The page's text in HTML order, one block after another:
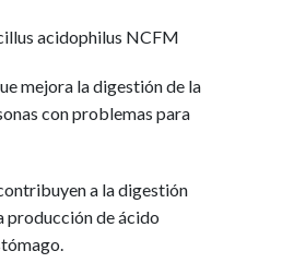
acidophilus NCFM
mejora la digestión de la
con problemas para
a la digestión
producción de ácido